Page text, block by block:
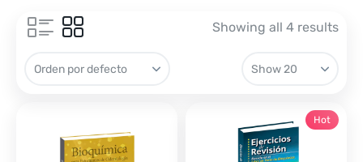
Showing all 4 results
Hot